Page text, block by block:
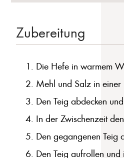
Zubereitung
Die Hefe in warmem
Mehl und Salz in einer
Den Teig abdecken
In der Zwischenzeit
Den gegangenen Teig
Den Teig aufrollen